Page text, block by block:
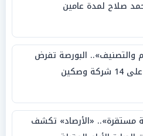
صلاح لمدة عامين
والتصنيف».. البورصة تفرض
وصكين
مستقرة».. «الأرصاد» تكشف